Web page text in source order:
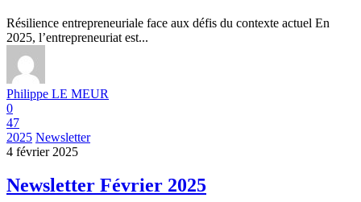
Résilience entrepreneuriale face aux défis du contexte actuel En
2025, l’entrepreneuriat est...
Philippe LE MEUR
0
47
2025 Newsletter
4 février 2025
Newsletter Février 2025